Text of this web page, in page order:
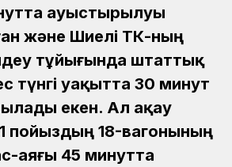
ауыстырылуы
және Шиелі ТҚКҚ-ның
тұйығында штаттық
түнгі уақытта 30 минут
екен. Ал ақау
пойыздың 18-вагонының
аяғы 45 минутта